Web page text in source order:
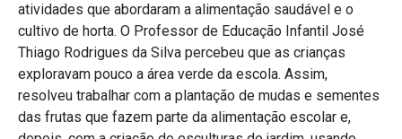
atividades que abordaram a alimentação saudável e o
cultivo de horta. O Professor de Educação Infantil José
Thiago Rodrigues da Silva percebeu que as crianças
exploravam pouco a área verde da escola. Assim,
resolveu trabalhar com a plantação de mudas e sementes
das frutas que fazem parte da alimentação escolar e,